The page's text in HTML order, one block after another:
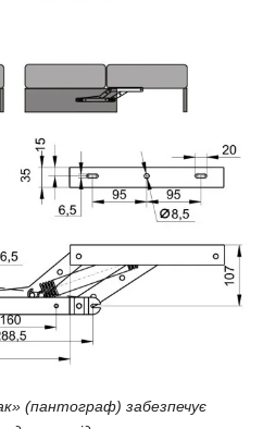
(пантограф) забезпечує